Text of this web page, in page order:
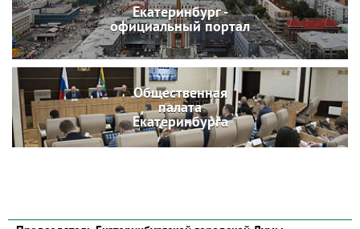
Екатеринбург -
официальный портал
Общественная
палата
Екатеринбурга